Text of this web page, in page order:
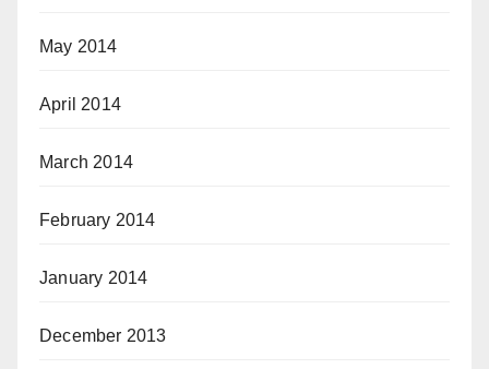
May 2014
April 2014
March 2014
February 2014
January 2014
December 2013